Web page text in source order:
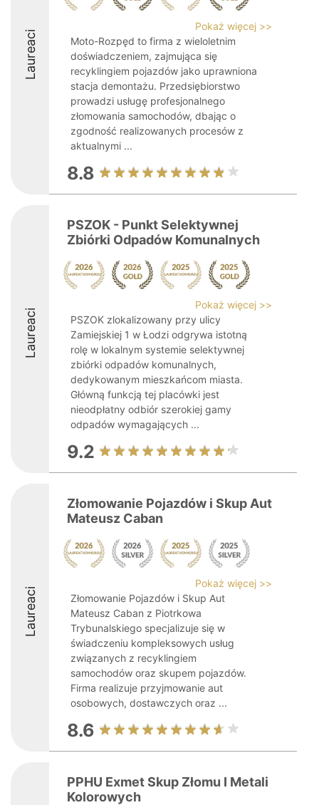
Laureaci
Pokaż więcej >>
Moto-Rozpęd to firma z wieloletnim
doświadczeniem, zajmująca się
recyklingiem pojazdów jako uprawniona
stacja demontażu. Przedsiębiorstwo
prowadzi usługę profesjonalnego
złomowania samochodów, dbając o
zgodność realizowanych procesów z
aktualnymi ...
8.8
Laureaci
PSZOK - Punkt Selektywnej
Zbiórki Odpadów Komunalnych
Pokaż więcej >>
PSZOK zlokalizowany przy ulicy
Zamiejskiej 1 w Łodzi odgrywa istotną
rolę w lokalnym systemie selektywnej
zbiórki odpadów komunalnych,
dedykowanym mieszkańcom miasta.
Główną funkcją tej placówki jest
nieodpłatny odbiór szerokiej gamy
odpadów wymagających ...
9.2
Laureaci
Złomowanie Pojazdów i Skup Aut
Mateusz Caban
Pokaż więcej >>
Złomowanie Pojazdów i Skup Aut
Mateusz Caban z Piotrkowa
Trybunalskiego specjalizuje się w
świadczeniu kompleksowych usług
związanych z recyklingiem
samochodów oraz skupem pojazdów.
Firma realizuje przyjmowanie aut
osobowych, dostawczych oraz ...
8.6
PPHU Exmet Skup Złomu I Metali
Kolorowych